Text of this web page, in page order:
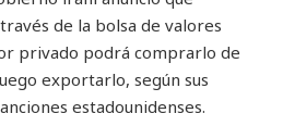
de la bolsa de valores
privado podrá comprarlo de
exportarlo, según sus
estadounidenses.